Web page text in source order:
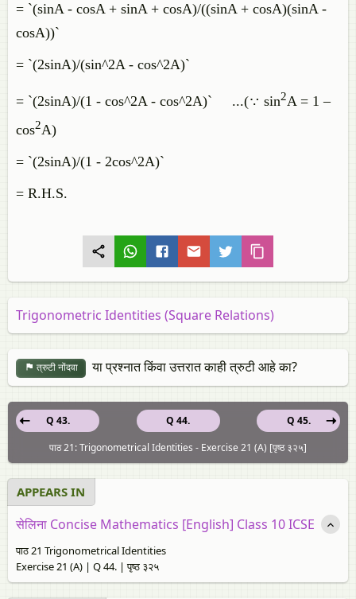
= `(sinA - cosA + sinA + cosA)/((sinA + cosA)(sinA -
cosA))`
= `(2sinA)/(sin^2A - cos^2A)`
= `(2sinA)/(1 - cos^2A - cos^2A)` ...(∵ sin2A = 1 –
cos2A)
= `(2sinA)/(1 - 2cos^2A)`
= R.H.S.
Trigonometric Identities (Square Relations)
त्रुटी नोंदवा या प्रश्नात किंवा उत्तरात काही त्रुटी आहे का?
Q 44.
Q 43.
Q 45.
पाठ 21: Trigonometrical Identities - Exercise 21 (A) [पृष्ठ ३२५]
APPEARS IN
सेलिना Concise Mathematics [English] Class 10 ICSE
पाठ 21 Trigonometrical Identities
Exercise 21 (A) | Q 44. | पृष्ठ ३२५